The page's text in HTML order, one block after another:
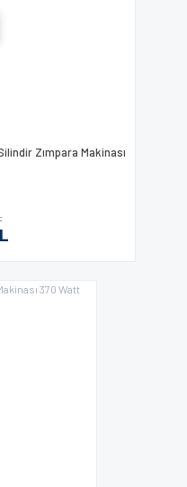
Zımpara Makinası